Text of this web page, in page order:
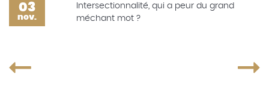
03
nov.
Intersectionnalité, qui a peur du grand
méchant mot ?